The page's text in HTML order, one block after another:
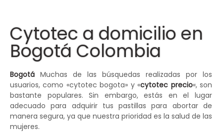
Cytotec a domicilio en
Bogotá Colombia
Bogotá Muchas de las búsquedas realizadas por los
usuarios, como «cytotec bogota» y «cytotec precio«, son
bastante populares. Sin embargo, estás en el lugar
adecuado para adquirir tus pastillas para abortar de
manera segura, ya que nuestra prioridad es la salud de las
mujeres.